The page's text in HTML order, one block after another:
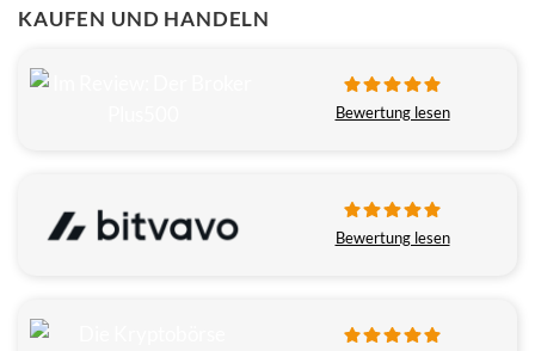
KAUFEN UND HANDELN
Bewertung lesen
Bewertung lesen